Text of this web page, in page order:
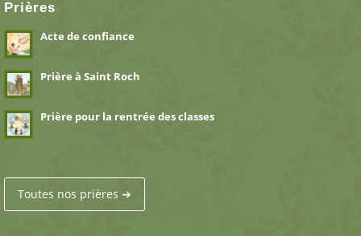
Prières
Acte de confiance
Prière à Saint Roch
Prière pour la rentrée des classes
Toutes nos prières ➔